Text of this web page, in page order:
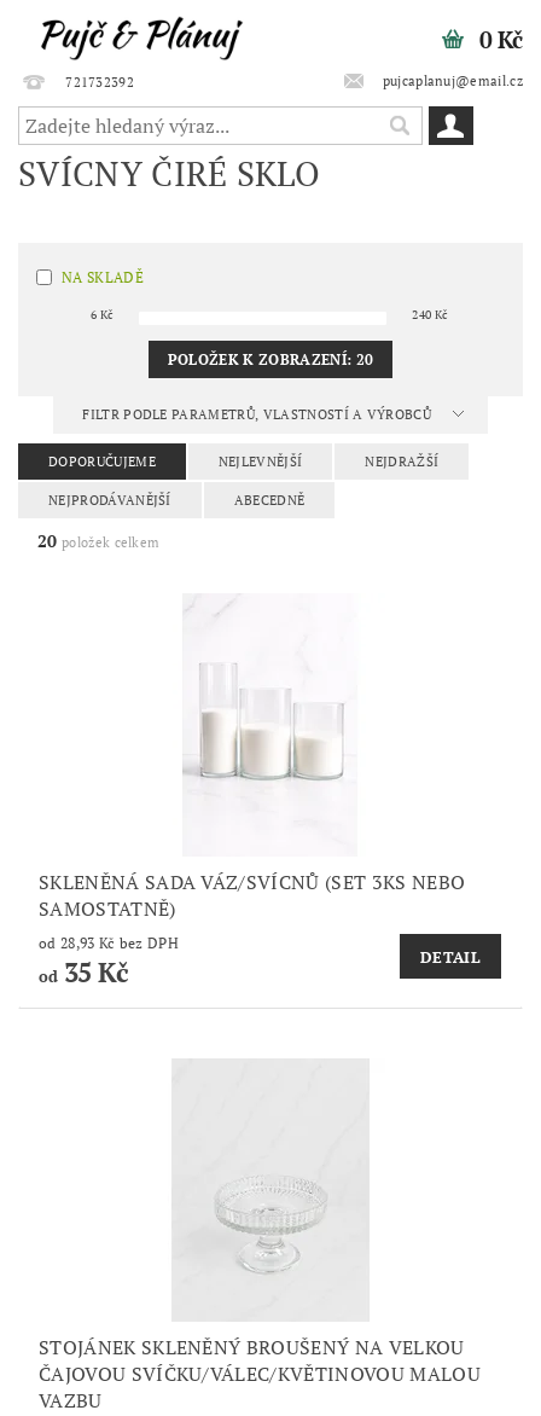
721732392 pujcaplanuj@email.cz
0 Kč
SVÍCNY ČIRÉ SKLO
NA SKLADĚ
6 Kč 240 Kč
POLOŽEK K ZOBRAZENÍ: 20
FILTR PODLE PARAMETRŮ, VLASTNOSTÍ A VÝROBCŮ
DOPORUČUJEME NEJLEVNĚJŠÍ NEJDRAŽŠÍ
NEJPRODÁVANĚJŠÍ ABECEDNĚ
20 položek celkem
SKLENĚNÁ SADA VÁZ/SVÍCNŮ (SET 3KS NEBO
SAMOSTATNĚ)
od 28,93 Kč bez DPH
od35 Kč DETAIL
STOJÁNEK SKLENĚNÝ BROUŠENÝ NA VELKOU
ČAJOVOU SVÍČKU/VÁLEC/KVĚTINOVOU MALOU
VAZBU